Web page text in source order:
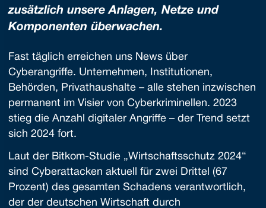
zusätzlich unsere Anlagen, Netze und
Komponenten überwachen.
Fast täglich erreichen uns News über
Cyberangriffe. Unternehmen, Institutionen,
Behörden, Privathaushalte – alle stehen inzwischen
permanent im Visier von Cyberkriminellen. 2023
stieg die Anzahl digitaler Angriffe – der Trend setzt
sich 2024 fort.
Laut der Bitkom-Studie „Wirtschaftsschutz 2024“
sind Cyberattacken aktuell für zwei Drittel (67
Prozent) des gesamten Schadens verantwortlich,
der der deutschen Wirtschaft durch